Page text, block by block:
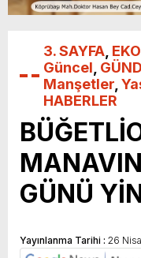
3. SAYFA
Güncel
Manşetler
HABERLER
GÜNÜ
Yayınlanma Tarihi : 26